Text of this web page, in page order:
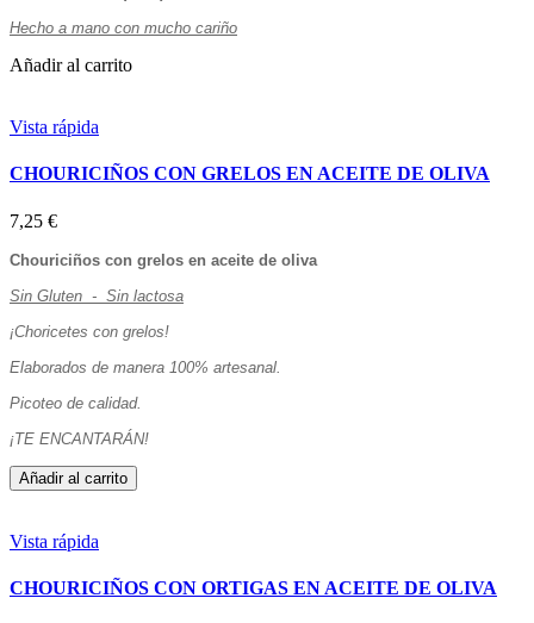
Hecho a mano con mucho cariño
Añadir al carrito
Vista rápida
CHOURICIÑOS CON GRELOS EN ACEITE DE OLIVA
7,25 €
Chouriciños con grelos en aceite de oliva
Sin Gluten - Sin lactosa
¡Choricetes con grelos!
Elaborados de manera 100% artesanal.
Picoteo de calidad.
¡TE ENCANTARÁN!
Añadir al carrito
Vista rápida
CHOURICIÑOS CON ORTIGAS EN ACEITE DE OLIVA